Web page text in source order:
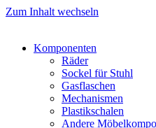
Zum Inhalt wechseln
Komponenten
Räder
Sockel für Stuhl
Gasflaschen
Mechanismen
Plastikschalen
Andere